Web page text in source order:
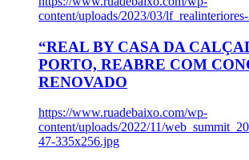
content/uploads/2023/03/
“REAL BY CASA DA
PORTO, REABRE COM
RENOVADO
https://www.ruadebaixo.com/wp-
content/uploads/2022/11/
47-335x256.jpg